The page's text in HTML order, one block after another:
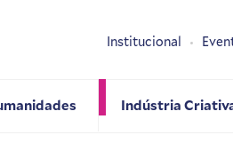
Indústria
Institucional